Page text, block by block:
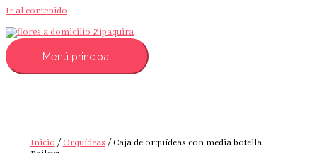
Ir al contenido
Menú principal
Inicio/Orquídeas/ Caja de orquídeas con media botella